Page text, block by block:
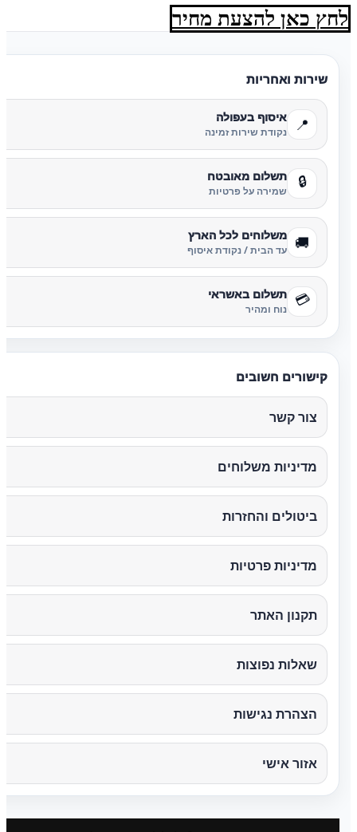
לחץ כאן להצעת מחיר
שירות ואחריות
📍 איסוף בעפולה
נקודת שירות זמינה
🔒 תשלום מאובטח
שמירה על פרטיות
🚚 משלוחים לכל הארץ
עד הבית / נקודת איסוף
💳 תשלום באשראי
נוח ומהיר
קישורים חשובים
צור קשר
מדיניות משלוחים
ביטולים והחזרות
מדיניות פרטיות
תקנון האתר
שאלות נפוצות
הצהרת נגישות
אזור אישי